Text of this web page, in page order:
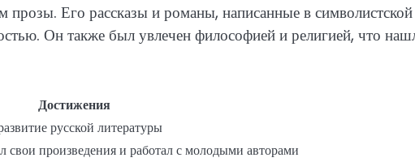
Его рассказы и романы, написанные в символистской
Он также был увлечен философией и религией, что
Достижения
русской литературы
свои произведения и работал с молодыми авторами